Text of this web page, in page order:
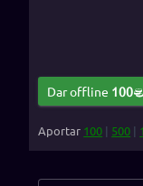
Dar offline 100
Aportar 100 | 500 |